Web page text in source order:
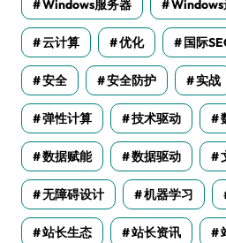
Windows服务器 Windows
云计算 优化 国际
安全 安全防护 实战
弹性计算 技术驱动
数据赋能 数据驱动
无障碍设计 机器学习
站长生态 站长资讯